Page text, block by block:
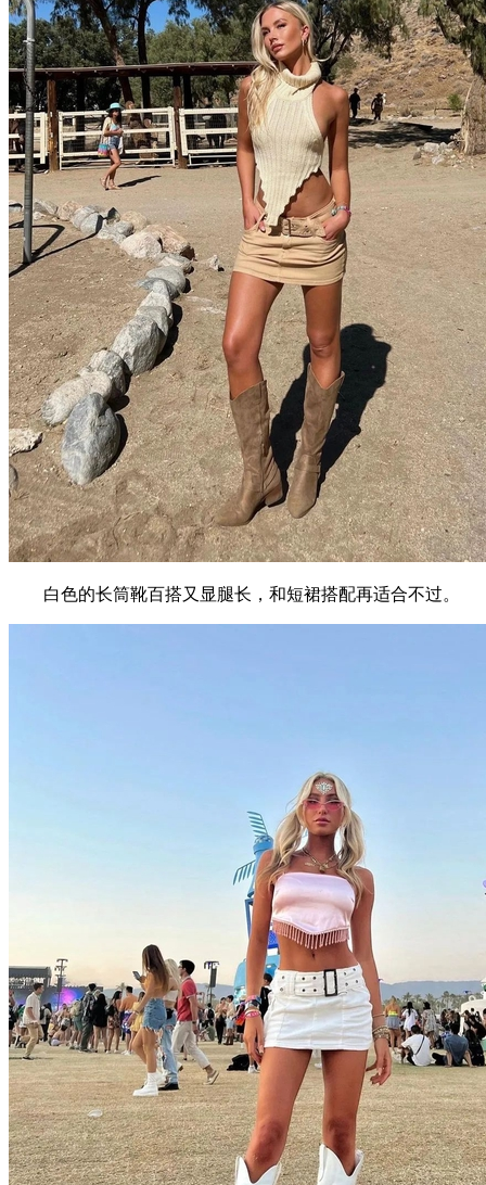
白色的长筒靴百搭又显腿长，和短裙搭配再适合不过。